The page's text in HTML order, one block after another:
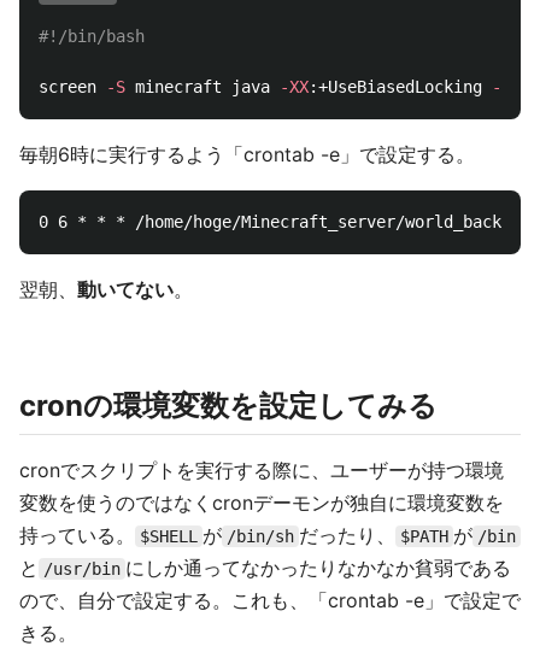
#!/bin/bash
screen -S minecraft java -XX:+UseBiasedLocking -XX
毎朝6時に実行するよう「crontab -e」で設定する。
翌朝、 動いてない。
cronの環境変数を設定してみる
cronでスクリプトを実行する際に、ユーザーが持つ環境
変数を使うのではなくcronデーモンが独自に環境変数を
持っている。
$SHELL が /bin/sh だったり、 $PATH が /bin
と /usr/bin にしか通ってなかったりなかなか貧弱である
ので、自分で設定する。これも、「crontab -e」で設定で
きる。